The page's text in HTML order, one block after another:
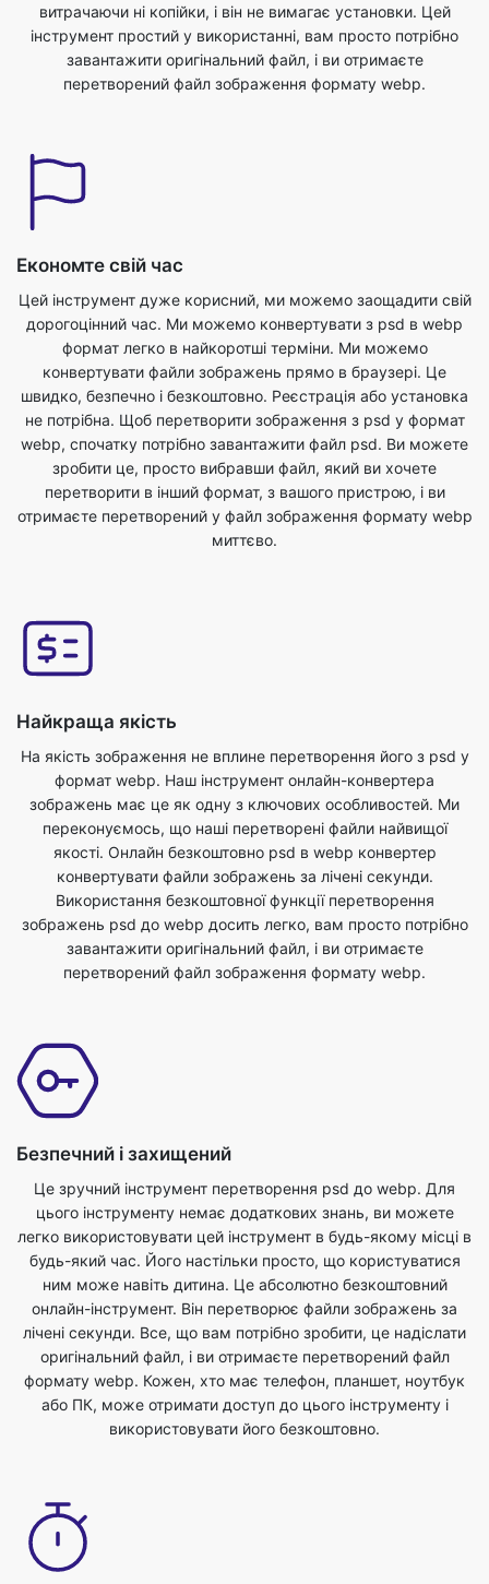
Економте свій час
Цей інструмент дуже корисний, ми можемо заощадити свій
дорогоцінний час. Ми можемо конвертувати з psd в webp
конвертувати файли зображень прямо в браузері. Це
швидко, безпечно і безкоштовно. Реєстрація або установка
не потрібна. Щоб перетворити зображення з psd у формат
webp, спочатку потрібно завантажити файл psd. Ви можете
зробити це, просто вибравши файл, який ви хочете
перетворити в інший формат, з вашого пристрою, і ви
отримаєте перетворений у файл зображення формату webp
миттєво.
Найкраща якість
На якість зображення не вплине перетворення його з psd у
переконуємось, що наші перетворені файли найвищої
якості. Онлайн безкоштовно psd в webp конвертер
конвертувати файли зображень за лічені секунди.
Використання безкоштовної функції перетворення
зображень psd до webp досить легко, вам просто потрібно
завантажити оригінальний файл, і ви отримаєте
перетворений файл зображення формату webp.
Безпечний і захищений
Це зручний інструмент перетворення psd до webp. Для
цього інструменту немає додаткових знань, ви можете
будь-який час. Його настільки просто, що користуватися
ним може навіть дитина. Це абсолютно безкоштовний
онлайн-інструмент. Він перетворює файли зображень за
лічені секунди. Все, що вам потрібно зробити, це надіслати
оригінальний файл, і ви отримаєте перетворений файл
формату webp. Кожен, хто має телефон, планшет, ноутбук
або ПК, може отримати доступ до цього інструменту і
використовувати його безкоштовно.
Зручний для користувача
Наш конвертер зображень psd до webp абсолютно
безкоштовний і може бути використаний з будь-яким веб-